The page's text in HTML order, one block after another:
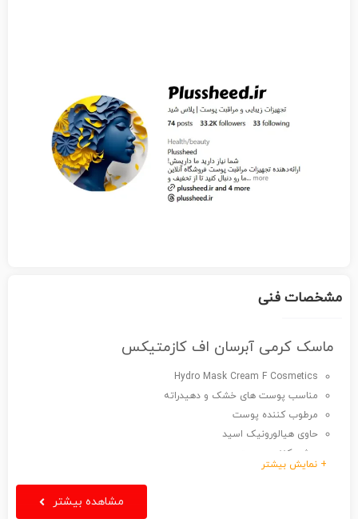
مشخصات فنی
ماسک کرمی آبرسان اف کازمتیکس
Hydro Mask Cream F Cosmetics
مناسب پوست های خشک و دهیدراته
مرطوب کننده پوست
حاوی هیالورونیک اسید
روشن کننده پوست
جوانساز و آبرسان پوست
+ نمایش بیشتر
مشاهده بیشتر